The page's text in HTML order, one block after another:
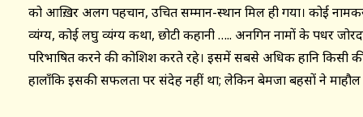
को आख़िर अलग पहचान, उचित सम्मान-स्थान मिल ही गया। कोई
व्यंग्य, कोई लघु व्यंग्य कथा, छोटी कहानी ….. अनगिन नामों के पक्षधर
परिभाषित करने की कोशिश करते रहे। इसमें सबसे अधिक हानि किसी
हालाँकि इसकी सफलता पर संदेह नहीं था; लेकिन बेमजा बहसों ने